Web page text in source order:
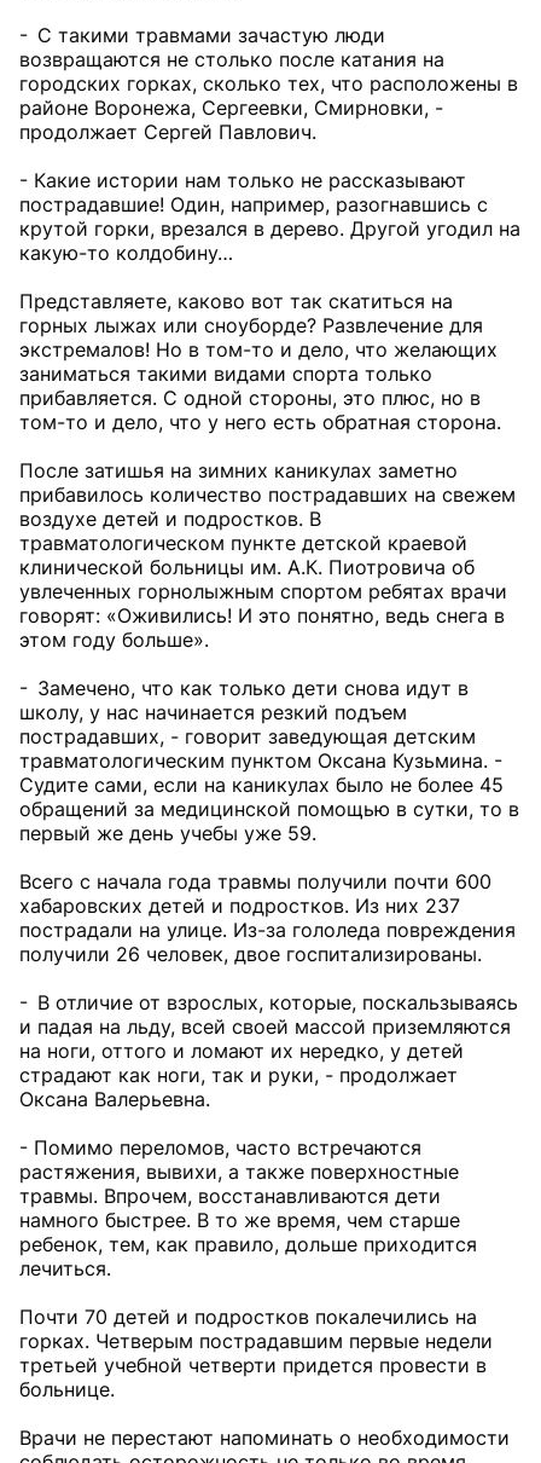
- С такими травмами зачастую люди
возвращаются не столько после катания на
городских горках, сколько тех, что расположены в
районе Воронежа, Сергеевки, Смирновки, -
продолжает Сергей Павлович.
- Какие истории нам только не рассказывают
пострадавшие! Один, например, разогнавшись с
крутой горки, врезался в дерево. Другой угодил на
какую-то колдобину…
Представляете, каково вот так скатиться на
горных лыжах или сноуборде? Развлечение для
экстремалов! Но в том-то и дело, что желающих
заниматься такими видами спорта только
прибавляется. С одной стороны, это плюс, но в
том-то и дело, что у него есть обратная сторона.
После затишья на зимних каникулах заметно
прибавилось количество пострадавших на свежем
воздухе детей и подростков. В
травматологическом пункте детской краевой
клинической больницы им. А.К. Пиотровича об
увлеченных горнолыжным спортом ребятах врачи
говорят: «Оживились! И это понятно, ведь снега в
этом году больше».
- Замечено, что как только дети снова идут в
школу, у нас начинается резкий подъем
пострадавших, - говорит заведующая детским
травматологическим пунктом Оксана Кузьмина. -
Судите сами, если на каникулах было не более 45
обращений за медицинской помощью в сутки, то в
первый же день учебы уже 59.
Всего с начала года травмы получили почти 600
хабаровских детей и подростков. Из них 237
пострадали на улице. Из-за гололеда повреждения
получили 26 человек, двое госпитализированы.
- В отличие от взрослых, которые, поскальзываясь
и падая на льду, всей своей массой приземляются
на ноги, оттого и ломают их нередко, у детей
страдают как ноги, так и руки, - продолжает
Оксана Валерьевна.
- Помимо переломов, часто встречаются
растяжения, вывихи, а также поверхностные
травмы. Впрочем, восстанавливаются дети
намного быстрее. В то же время, чем старше
ребенок, тем, как правило, дольше приходится
лечиться.
Почти 70 детей и подростков покалечились на
горках. Четверым пострадавшим первые недели
третьей учебной четверти придется провести в
больнице.
Врачи не перестают напоминать о необходимости